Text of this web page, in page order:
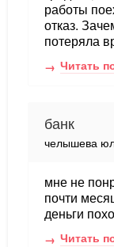
работы
отказ.
потеряла
Читать
банк
челышева
мне не
почти
деньги
Читать